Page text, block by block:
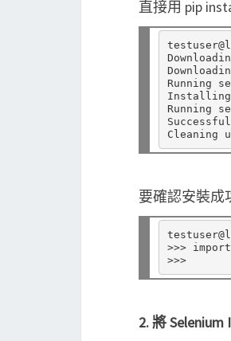
直接用 pip
Running
Installing
Running
要確認安裝成
>>>
>>>
2. 將